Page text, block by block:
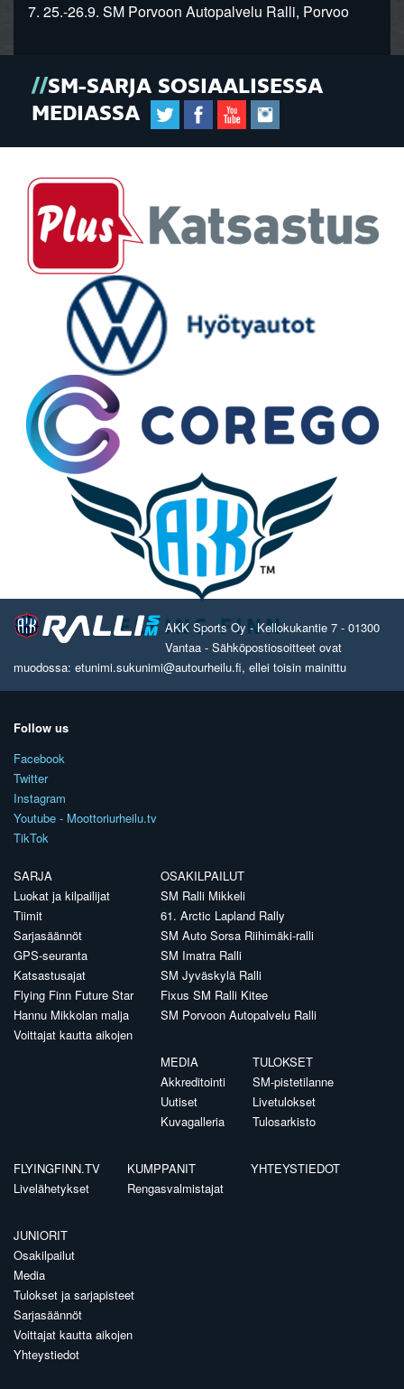
7. 25.-26.9. SM Porvoon Autopalvelu Ralli, Porvoo
SM-SARJA SOSIAALISESSA
MEDIASSA
AKK Sports Oy - Kellokukantie 7 - 01300
Vantaa - Sähköpostiosoitteet ovat
muodossa: etunimi.sukunimi@autourheilu.fi, ellei toisin mainittu
Follow us
Facebook
Twitter
Instagram
Youtube - Moottoriurheilu.tv
TikTok
SARJA
Luokat ja kilpailijat
Tiimit
Sarjasäännöt
GPS-seuranta
Katsastusajat
Flying Finn Future Star
Hannu Mikkolan malja
Voittajat kautta aikojen
OSAKILPAILUT
SM Ralli Mikkeli
61. Arctic Lapland Rally
SM Auto Sorsa Riihimäki-ralli
SM Imatra Ralli
SM Jyväskylä Ralli
Fixus SM Ralli Kitee
SM Porvoon Autopalvelu Ralli
MEDIA
Akkreditointi
Uutiset
Kuvagalleria
TULOKSET
SM-pistetilanne
Livetulokset
Tulosarkisto
FLYINGFINN.TV
Livelähetykset
KUMPPANIT
Rengasvalmistajat
YHTEYSTIEDOT
JUNIORIT
Osakilpailut
Media
Tulokset ja sarjapisteet
Sarjasäännöt
Voittajat kautta aikojen
Yhteystiedot